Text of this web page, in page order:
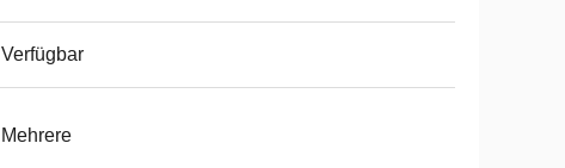
Verfügbar
Mehrere